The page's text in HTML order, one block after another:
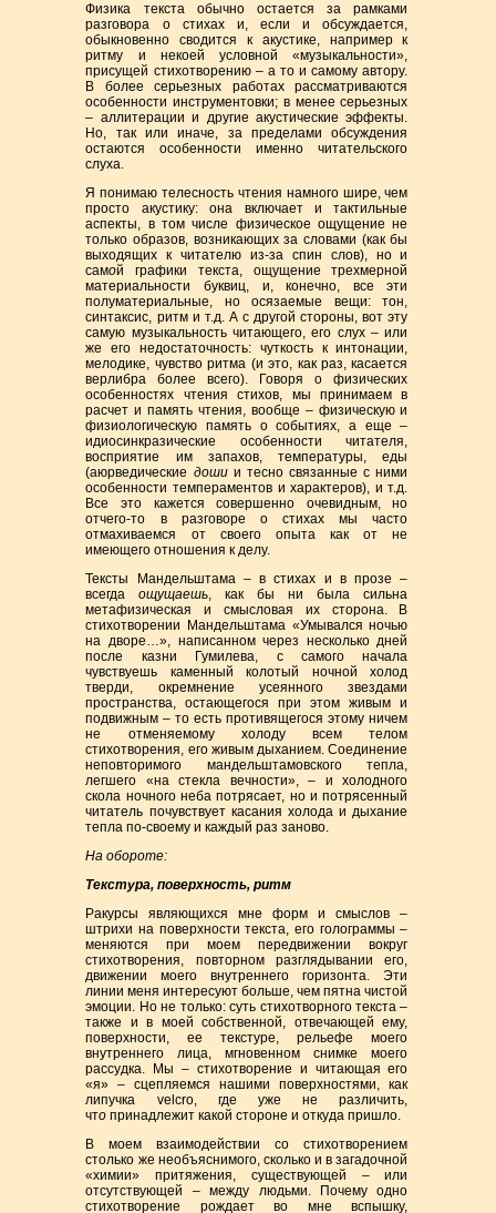
Физика текста обычно остается за рамками
разговора о стихах и, если и обсуждается,
обыкновенно сводится к акустике, например к
ритму и некоей условной «музыкальности»,
присущей стихотворению – а то и самому автору.
В более серьезных работах рассматриваются
особенности инструментовки; в менее серьезных
– аллитерации и другие акустические эффекты.
Но, так или иначе, за пределами обсуждения
остаются особенности именно читательского
слуха.
Я понимаю телесность чтения намного шире, чем
просто акустику: она включает и тактильные
аспекты, в том числе физическое ощущение не
только образов, возникающих за словами (как бы
выходящих к читателю из-за спин слов), но и
самой графики текста, ощущение трехмерной
материальности буквиц, и, конечно, все эти
полуматериальные, но осязаемые вещи: тон,
синтаксис, ритм и т.д. А с другой стороны, вот эту
самую музыкальность читающего, его слух – или
же его недостаточность: чуткость к интонации,
мелодике, чувство ритма (и это, как раз, касается
верлибра более всего). Говоря о физических
особенностях чтения стихов, мы принимаем в
расчет и память чтения, вообще – физическую и
физиологическую память о событиях, а еще –
идиосинкразические особенности читателя,
восприятие им запахов, температуры, еды
(аюрведические дошии тесно связанные с ними
особенности темпераментов и характеров), и т.д.
Все это кажется совершенно очевидным, но
отчего-то в разговоре о стихах мы часто
отмахиваемся от своего опыта как от не
имеющего отношения к делу.
Тексты Мандельштама – в стихах и в прозе –
всегда ощущаешь, как бы ни была сильна
метафизическая и смысловая их сторона. В
стихотворении Мандельштама «Умывался ночью
на дворе…», написанном через несколько дней
после казни Гумилева, с самого начала
чувствуешь каменный колотый ночной холод
тверди, окремнение усеянного звездами
пространства, остающегося при этом живым и
подвижным – то есть противящегося этому ничем
не отменяемому холоду всем телом
стихотворения, его живым дыханием. Соединение
неповторимого мандельштамовского тепла,
легшего «на стекла вечности», – и холодного
скола ночного неба потрясает, но и потрясенный
читатель почувствует касания холода и дыхание
тепла по-своему и каждый раз заново.
На обороте:
Текстура, поверхность, ритм
Ракурсы являющихся мне форм и смыслов –
штрихи на поверхности текста, его голограммы –
меняются при моем передвижении вокруг
стихотворения, повторном разглядывании его,
движении моего внутреннего горизонта. Эти
линии меня интересуют больше, чем пятна чистой
эмоции. Но не только: суть стихотворного текста –
также и в моей собственной, отвечающей ему,
поверхности, ее текстуре, рельефе моего
внутреннего лица, мгновенном снимке моего
рассудка. Мы – стихотворение и читающая его
«я» – сцепляемся нашими поверхностями, как
липучка velcro, где уже не различить,
что принадлежит какой стороне и откуда пришло.
В моем взаимодействии со стихотворением
столько же необъяснимого, сколько и в загадочной
«химии» притяжения, существующей – или
отсутствующей – между людьми. Почему одно
стихотворение рождает во мне вспышку,